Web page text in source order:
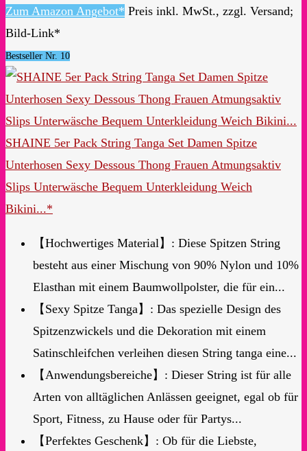
Zum Amazon Angebot* Preis inkl. MwSt., zzgl. Versand;
Bild-Link*
Bestseller Nr. 10
SHAINE 5er Pack String Tanga Set Damen Spitze
Unterhosen Sexy Dessous Thong Frauen Atmungsaktiv
Slips Unterwäsche Bequem Unterkleidung Weich
Bikini...*
【Hochwertiges Material】: Diese Spitzen String
besteht aus einer Mischung von 90% Nylon und 10%
Elasthan mit einem Baumwollpolster, die für ein...
【Sexy Spitze Tanga】: Das spezielle Design des
Spitzenzwickels und die Dekoration mit einem
Satinschleifchen verleihen diesen String tanga eine...
【Anwendungsbereiche】: Dieser String ist für alle
Arten von alltäglichen Anlässen geeignet, egal ob für
Sport, Fitness, zu Hause oder für Partys...
【Perfektes Geschenk】: Ob für die Liebste,